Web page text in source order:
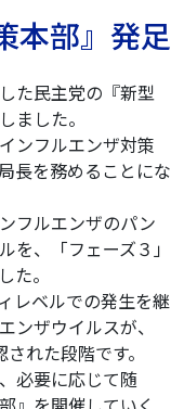
本部』発足
た民主党の『新型
ました。
ンフルエンザ対策
長を務めることにな
フルエンザのパン
を、「フェーズ３」
た。
レベルでの発生を継
ンザウイルスが、
れた段階です。
必要に応じて随